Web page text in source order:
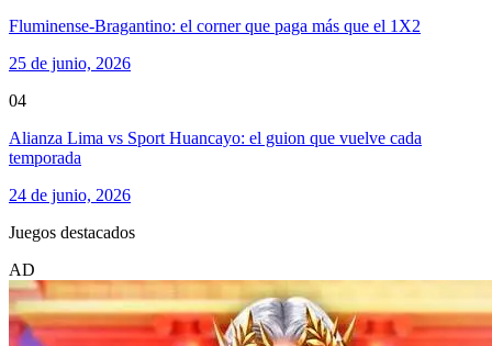
Fluminense-Bragantino: el corner que paga más que el 1X2
25 de junio, 2026
04
Alianza Lima vs Sport Huancayo: el guion que vuelve cada
temporada
24 de junio, 2026
Juegos destacados
AD